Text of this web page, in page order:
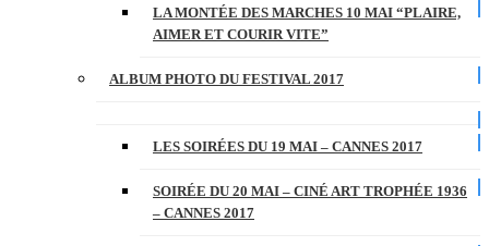
LA MONTÉE DES MARCHES 10 MAI “PLAIRE,
AIMER ET COURIR VITE”
ALBUM PHOTO DU FESTIVAL 2017
LES SOIRÉES DU 19 MAI – CANNES 2017
SOIRÉE DU 20 MAI – CINÉ ART TROPHÉE 1936
– CANNES 2017